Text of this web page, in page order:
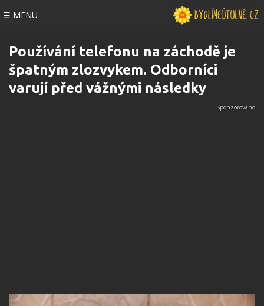
☰ MENU
Používání telefonu na záchodě je
špatným zlozvykem. Odborníci
varují před vážnými následky